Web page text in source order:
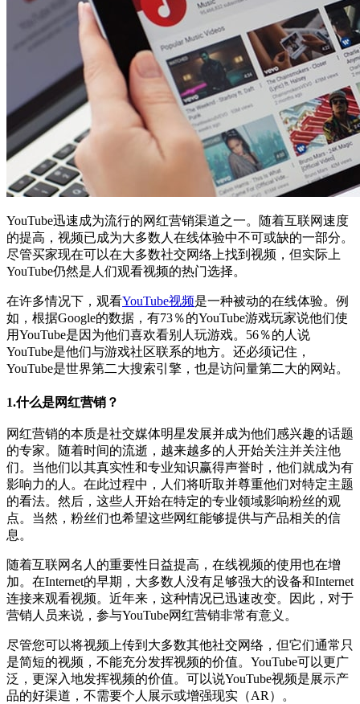
YouTube迅速成为流行的网红营销渠道之一。随着互联网速度
的提高，视频已成为大多数人在线体验中不可或缺的一部分。
尽管买家现在可以在大多数社交网络上找到视频，但实际上
YouTube仍然是人们观看视频的热门选择。
在许多情况下，观看YouTube视频是一种被动的在线体验。例
如，根据Google的数据，有73％的YouTube游戏玩家说他们使
用YouTube是因为他们喜欢看别人玩游戏。56％的人说
YouTube是他们与游戏社区联系的地方。还必须记住，
YouTube是世界第二大搜索引擎，也是访问量第二大的网站。
1.什么是网红营销？
网红营销的本质是社交媒体明星发展并成为他们感兴趣的话题
的专家。随着时间的流逝，越来越多的人开始关注并关注他
们。当他们以其真实性和专业知识赢得声誉时，他们就成为有
影响力的人。在此过程中，人们将听取并尊重他们对特定主题
的看法。然后，这些人开始在特定的专业领域影响粉丝的观
点。当然，粉丝们也希望这些网红能够提供与产品相关的信
息。
随着互联网名人的重要性日益提高，在线视频的使用也在增
加。在Internet的早期，大多数人没有足够强大的设备和Internet
连接来观看视频。近年来，这种情况已迅速改变。因此，对于
营销人员来说，参与YouTube网红营销非常有意义。
尽管您可以将视频上传到大多数其他社交网络，但它们通常只
是简短的视频，不能充分发挥视频的价值。YouTube可以更广
泛，更深入地发挥视频的价值。可以说YouTube视频是展示产
品的好渠道，不需要个人展示或增强现实（AR）。